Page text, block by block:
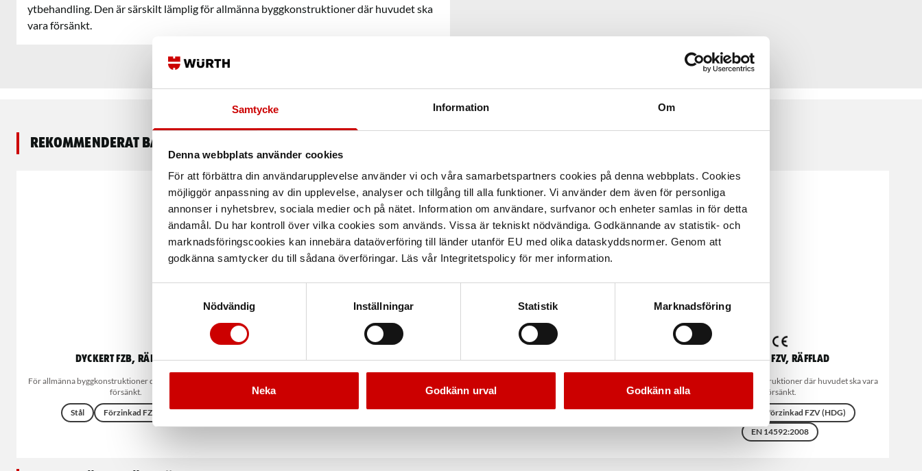
Samtycke Information Om
Denna webbplats använder cookies
För att förbättra din användarupplevelse använder vi och våra samarbetspartners cookies på denna webbplats. Cookies
möjliggör anpassning av din upplevelse, analyser och tillgång till alla funktioner. Vi använder dem även för personliga
annonser i nyhetsbrev, sociala medier och på nätet. Information om användare, surfvanor och enheter samlas in för detta
ändamål. Du har kontroll över vilka cookies som används. Vissa är tekniskt nödvändiga. Godkännande av statistik- och
marknadsföringscookies kan innebära dataöverföring till länder utanför EU med olika dataskyddsnormer. Genom att
godkänna samtycker du till sådana överföringar. Läs vår Integritetspolicy för mer information.
Nödvändig
Inställningar Statistik Marknadsföring
Neka Godkänn urval Godkänn alla
ytbehandling. Den är särskilt lämplig för allmänna byggkonstruktioner där huvudet ska
vara försänkt.
Rekommenderat baserat på vald produkt
Dyckert FZB, räfflad
För allmänna byggkonstruktioner där huvudet ska vara
försänkt.
Stål
Förzinkad FZB (A2K)
Dyckert WX 1,2 mm (18 GA-0°) FZB Dyckert FN 1,6 mm (16 GA-0°) Dyckert FZV, räfflad
För allmänna byggkonstruktioner där huvudet ska vara
försänkt.
Stål
Varmförzinkad FZV (HDG)
EN 14592:2008